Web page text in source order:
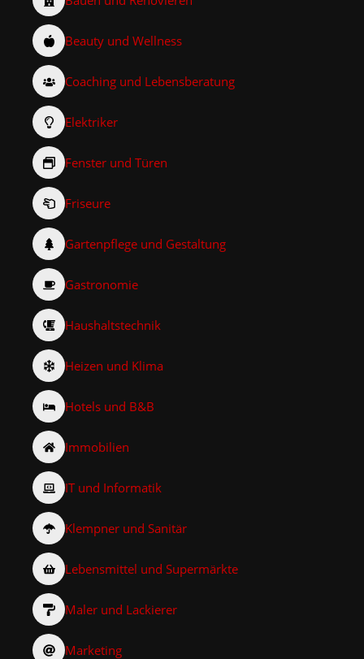
Beauty und Wellness
Coaching und Lebensberatung
Elektriker
Fenster und Türen
Friseure
Gartenpflege und Gestaltung
Gastronomie
Haushaltstechnik
Heizen und Klima
Hotels und B&B
Immobilien
IT und Informatik
Klempner und Sanitär
Lebensmittel und Supermärkte
Maler und Lackierer
Marketing